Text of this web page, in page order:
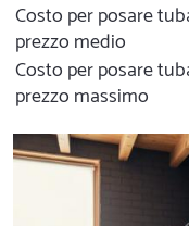
Costo per posare
prezzo medio
Costo per posare
prezzo massimo